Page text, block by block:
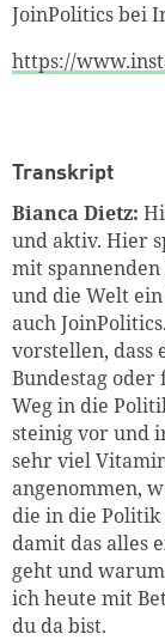
JoinPolitics bei
https://
Transkript
Bianca Dietz:
und aktiv. Hier
mit
und die Welt ein
auch
vorstellen, dass
Bundestag
Weg in die
steinig vor und
sehr viel
angenommen,
die in die
damit das alles
geht und
ich heute mit
du da bist.